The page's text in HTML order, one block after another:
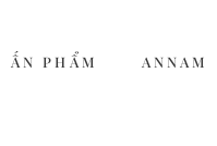
ẤN PHẨM ANNAM